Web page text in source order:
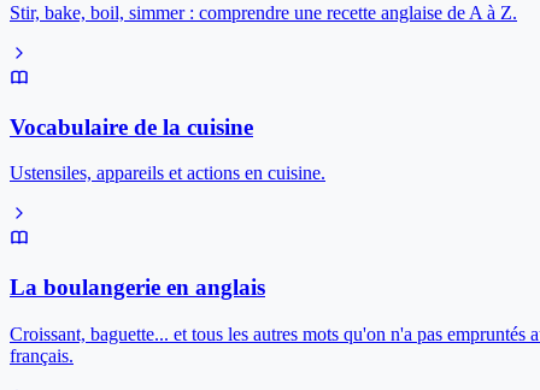
Stir, bake, boil, simmer : comprendre une recette anglaise de A à Z.
Vocabulaire de la cuisine
Ustensiles, appareils et actions en cuisine.
La boulangerie en anglais
Croissant, baguette... et tous les autres mots qu'on n'a pas empruntés
français.